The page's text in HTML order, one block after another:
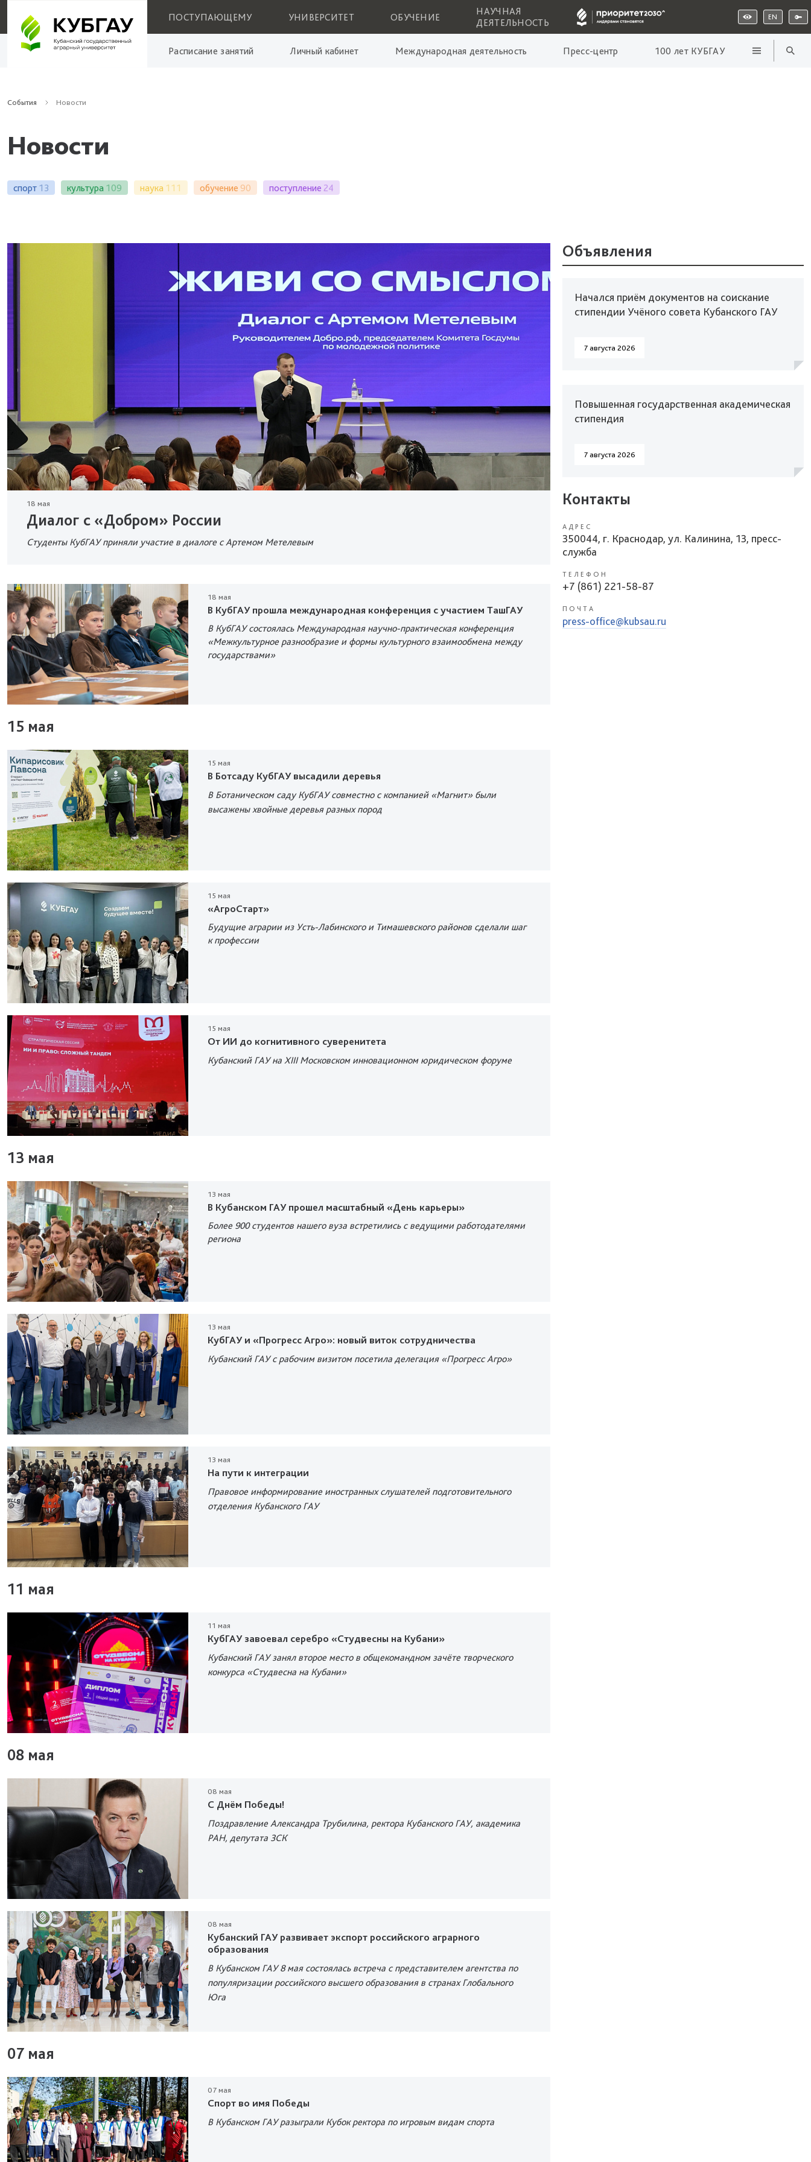
ПОСТУПАЮЩЕМУ УНИВЕРСИТЕТ ОБУЧЕНИЕ
НАУЧНАЯ
ДЕЯТЕЛЬНОСТЬ
EN
Расписание занятий Личный кабинет Международная деятельность Пресс-центр 100 лет КУБГАУ
События Новости
Новости
спорт 13 культура 109 наука 111 обучение 90 поступление 24
18 мая
Диалог с «Добром» России
Студенты КубГАУ приняли участие в диалоге с Артемом Метелевым
18 мая
В КубГАУ прошла международная конференция с участием ТашГАУ
В КубГАУ состоялась Международная научно-практическая конференция
«Межкультурное разнообразие и формы культурного взаимообмена между
государствами»
15 мая
15 мая
В Ботсаду КубГАУ высадили деревья
В Ботаническом саду КубГАУ совместно с компанией «Магнит» были
высажены хвойные деревья разных пород
15 мая
«АгроСтарт»
Будущие аграрии из Усть-Лабинского и Тимашевского районов сделали шаг
к профессии
15 мая
От ИИ до когнитивного суверенитета
Кубанский ГАУ на XIII Московском инновационном юридическом форуме
13 мая
13 мая
В Кубанском ГАУ прошел масштабный «День карьеры»
Более 900 студентов нашего вуза встретились с ведущими работодателями
региона
13 мая
КубГАУ и «Прогресс Агро»: новый виток сотрудничества
Кубанский ГАУ с рабочим визитом посетила делегация «Прогресс Агро»
13 мая
На пути к интеграции
Правовое информирование иностранных слушателей подготовительного
отделения Кубанского ГАУ
11 мая
11 мая
КубГАУ завоевал серебро «Студвесны на Кубани»
Кубанский ГАУ занял второе место в общекомандном зачёте творческого
конкурса «Студвесна на Кубани»
08 мая
08 мая
С Днём Победы!
Поздравление Александра Трубилина, ректора Кубанского ГАУ, академика
РАН, депутата ЗСК
08 мая
Кубанский ГАУ развивает экспорт российского аграрного
образования
В Кубанском ГАУ 8 мая состоялась встреча с представителем агентства по
популяризации российского высшего образования в странах Глобального
Юга
07 мая
07 мая
Спорт во имя Победы
В Кубанском ГАУ разыграли Кубок ректора по игровым видам спорта
Объявления
Начался приём документов на соискание
стипендии Учёного совета Кубанского ГАУ
7 августа 2026
Повышенная государственная академическая
стипендия
7 августа 2026
Контакты
АДРЕС
350044, г. Краснодар, ул. Калинина, 13, пресс-
служба
ТЕЛЕФОН
+7 (861) 221-58-87
ПОЧТА
press-office@kubsau.ru